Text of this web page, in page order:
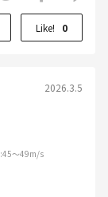
Like! 0
2026.3.5
:45～49m/s